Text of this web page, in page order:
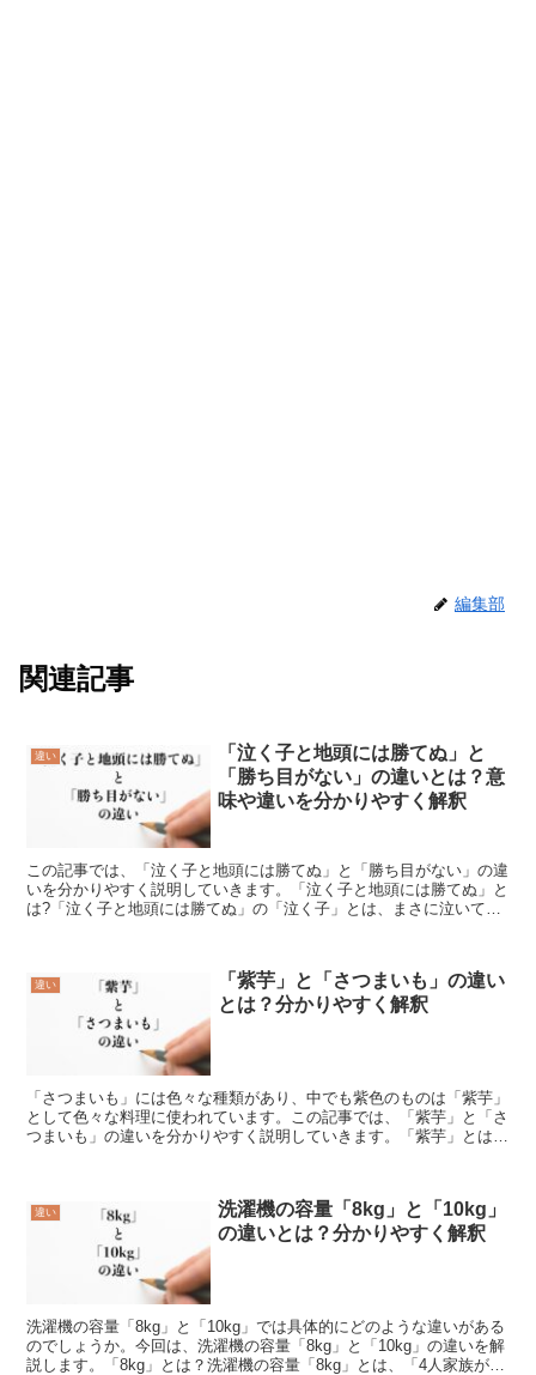
編集部
関連記事
違い
「泣く子と地頭には勝てぬ」と
「勝ち目がない」の違いとは？意
味や違いを分かりやすく解釈
この記事では、「泣く子と地頭には勝てぬ」と「勝ち目がない」の違
いを分かりやすく説明していきます。「泣く子と地頭には勝てぬ」と
は?「泣く子と地頭には勝てぬ」の「泣く子」とは、まさに泣いてい
違い
「紫芋」と「さつまいも」の違い
とは？分かりやすく解釈
「さつまいも」には色々な種類があり、中でも紫色のものは「紫芋」
として色々な料理に使われています。この記事では、「紫芋」と「さ
つまいも」の違いを分かりやすく説明していきます。「紫芋」とは?
違い
洗濯機の容量「8kg」と「10kg」
の違いとは？分かりやすく解釈
洗濯機の容量「8kg」と「10kg」では具体的にどのような違いがある
のでしょうか。今回は、洗濯機の容量「8kg」と「10kg」の違いを解
説します。「8kg」とは？洗濯機の容量「8kg」とは、「4人家族が毎